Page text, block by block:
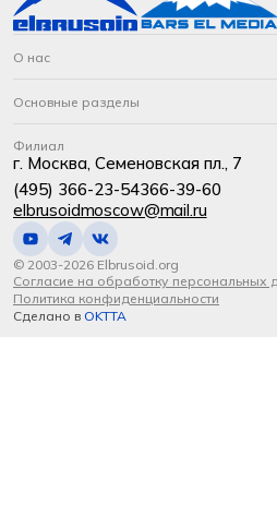
О нас
Основные разделы
Филиал
г. Москва, Семеновская пл., 7
(495) 366-23-54366-39-60
elbrusoidmoscow@mail.ru
© 2003-2026 Elbrusoid.org
Согласие на обработку персональных
Политика конфиденциальности
Сделано в OKTTA